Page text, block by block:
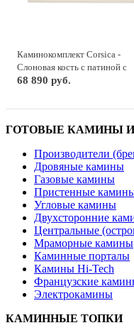
Каминокомплект Corsica -
Слоновая кость с патиной с
очагом Jupiter FX New
68 890 руб.
ГОТОВЫЕ КАМИНЫ
Производители
Дровяные камины
Газовые камины
Пристенные
Угловые камины
Двухсторонние
Центральные
Мраморные камины
Каминные порталы
Камины Hi-Tech
Французские
Электрокамины
КАМИННЫЕ ТОПКИ